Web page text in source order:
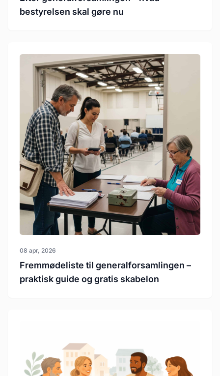
bestyrelsen skal gøre nu
08 apr, 2026
Fremmødeliste til generalforsamlingen –
praktisk guide og gratis skabelon